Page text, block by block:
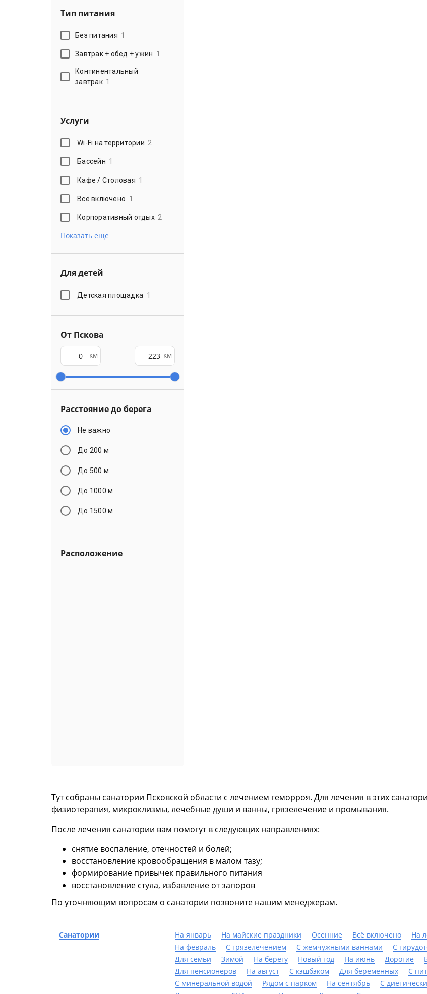
Тип питания
Без питания 1
Завтрак + обед + ужин 1
Континентальный
завтрак 1
Услуги
Wi-Fi на территории 2
Бассейн 1
Кафе / Столовая 1
Всё включено 1
Корпоративный отдых 2
Показать еще
Для детей
Детская площадка 1
От Пскова
км км
Расстояние до берега
Не важно
До 200 м
До 500 м
До 1000 м
До 1500 м
Расположение
Тут собраны санатории Псковской области с лечением геморроя. Для лечения в этих
физиотерапия, микроклизмы, лечебные души и ванны, грязелечение и промывания.
После лечения санатории вам помогут в следующих направлениях:
снятие воспаление, отечностей и болей;
восстановление кровообращения в малом тазу;
формирование привычек правильного питания
восстановление стула, избавление от запоров
По уточняющим вопросам о санатории позвоните нашим менеджерам.
Санатории На январь На майские праздники Осенние Всё включено На
На февраль
С грязелечением С жемчужными ваннами С
Для семьи
Зимой На берегу Новый год На июнь Дорогие
Для пенсионеров
На август С кэшбэком Для беременных С
С минеральной водой
Рядом с парком На сентябрь С